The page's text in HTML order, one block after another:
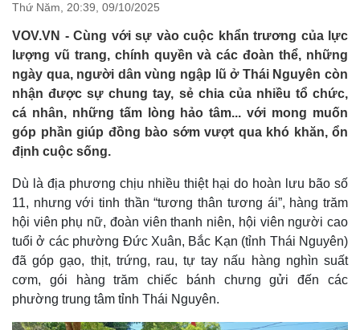
Nhận diện sự thật
Việc làm
Biển đảo
Thứ Năm, 20:39, 09/10/2025
VOV.VN - Cùng với sự vào cuộc khẩn trương của lực
lượng vũ trang, chính quyền và các đoàn thể, những
ngày qua, người dân vùng ngập lũ ở Thái Nguyên còn
nhận được sự chung tay, sẻ chia của nhiều tổ chức,
cá nhân, những tấm lòng hảo tâm... với mong muốn
góp phần giúp đồng bào sớm vượt qua khó khăn, ổn
định cuộc sống.
Dù là địa phương chịu nhiều thiệt hại do hoàn lưu bão số
11, nhưng với tinh thần “tương thân tương ái”, hàng trăm
hội viên phụ nữ, đoàn viên thanh niên, hội viên người cao
tuổi ở các phường Đức Xuân, Bắc Kạn (tỉnh Thái Nguyên)
đã góp gạo, thịt, trứng, rau, tự tay nấu hàng nghìn suất
cơm, gói hàng trăm chiếc bánh chưng gửi đến các
phường trung tâm tỉnh Thái Nguyên.